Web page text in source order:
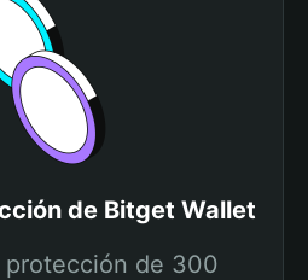
de Bitget Wallet
de 300